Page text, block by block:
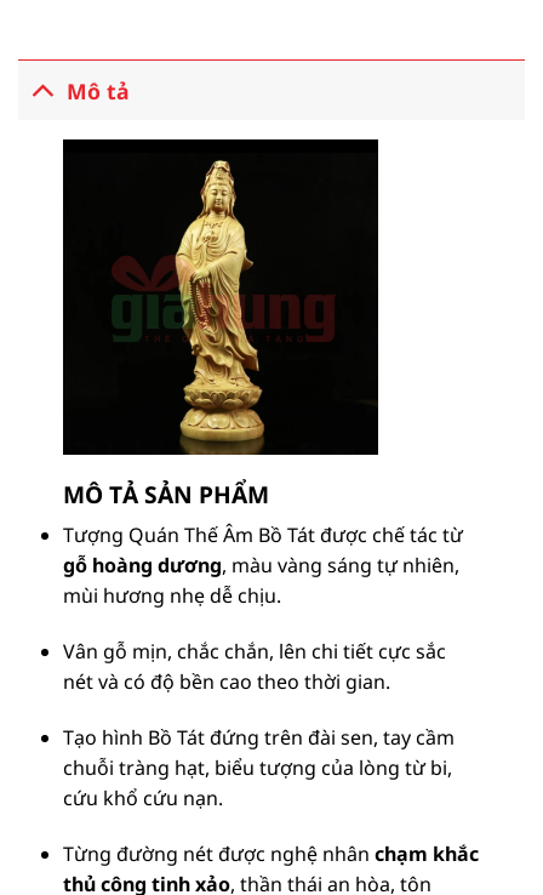
Mô tả
MÔ TẢ SẢN PHẨM
Tượng Quán Thế Âm Bồ Tát được chế tác từ
gỗ hoàng dương, màu vàng sáng tự nhiên,
mùi hương nhẹ dễ chịu.
Vân gỗ mịn, chắc chắn, lên chi tiết cực sắc
nét và có độ bền cao theo thời gian.
Tạo hình Bồ Tát đứng trên đài sen, tay cầm
chuỗi tràng hạt, biểu tượng của lòng từ bi,
cứu khổ cứu nạn.
Từng đường nét được nghệ nhân chạm khắc
thủ công tinh xảo, thần thái an hòa, tôn